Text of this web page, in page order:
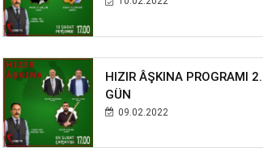
HIZIR ÂŞKINA PROGRAMI 2.
GÜN
09.02.2022